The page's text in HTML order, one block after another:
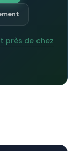
près de chez